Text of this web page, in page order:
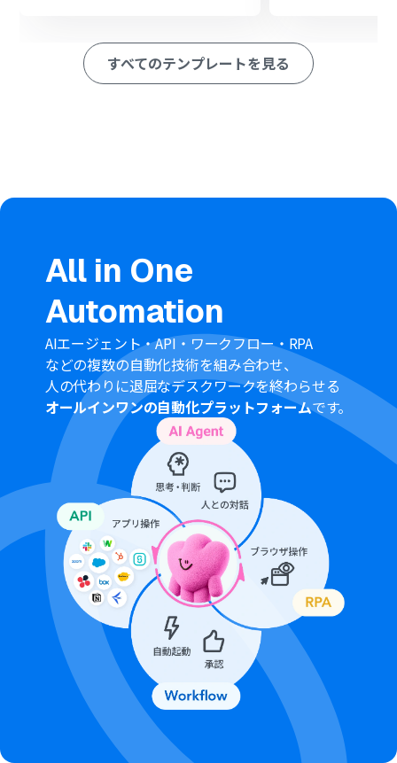
設定し、ダウンロードしたファイルをアップロードしま
最後に、Backlogの「課題コメントにファイルを添付」ア
Backlogのオペレーションで、課題を追加するプロジェク
プロードされたファイル名など、動的な情報を用いて自由
に設定できます。
ト本文を任意のテキストに設定できます。
※「トリガー」：フロー起動のきっかけとなるアクション、「オ
ペレーション」：トリガー起動後、フロー内で処理を行うアク
ション
■注意事項
Google DriveとBacklogのそれぞれとYoomを連携してく
ださい。
トリガーは5分、10分、15分、30分、60分の間隔で起動
間隔を選択できます。
プランによって最短の起動間隔が異なりますので、ご注意
ください。
ダウンロード可能なファイル容量は最大300MBまでで
す。アプリの仕様によっては300MB未満になる可能性が
あるので、ご注意ください。
トリガー、各オペレーションでの取り扱い可能なファイ
ル容量の詳細は「
ファイルの容量制限について」をご参
照ください。
すべてのテンプレートを見る
All in One
Automation
AIエージェント・API・ワークフロー・RPA
などの複数の自動化技術を組み合わせ、
人の代わりに退屈なデスクワークを終わらせる
オールインワンの自動化プラットフォームです。